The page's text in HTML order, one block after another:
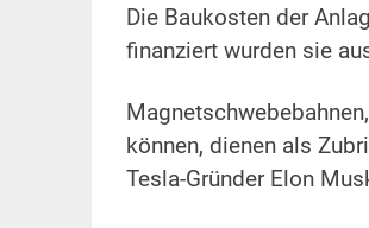
Die Baukosten der
finanziert wurden sie
können, dienen als
Tesla-Gründer Elon